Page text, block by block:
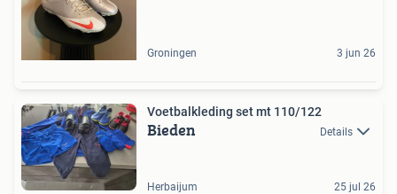
Groningen 3 jun 26
Voetbalkleding set mt 110/122
Bieden Details
Herbaijum 25 jul 26